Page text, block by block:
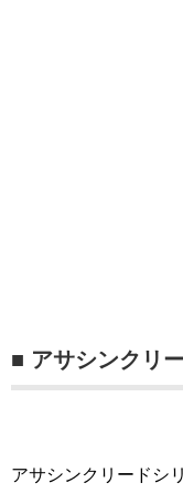
■ アサシンクリ
アサシンクリードシ